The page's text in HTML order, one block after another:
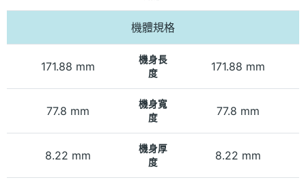
機體規格
171.88 mm
機身長
度
171.88 mm
77.8 mm
機身寬
度
77.8 mm
8.22 mm
機身厚
度
8.22 mm